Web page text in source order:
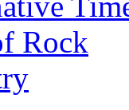
Rock